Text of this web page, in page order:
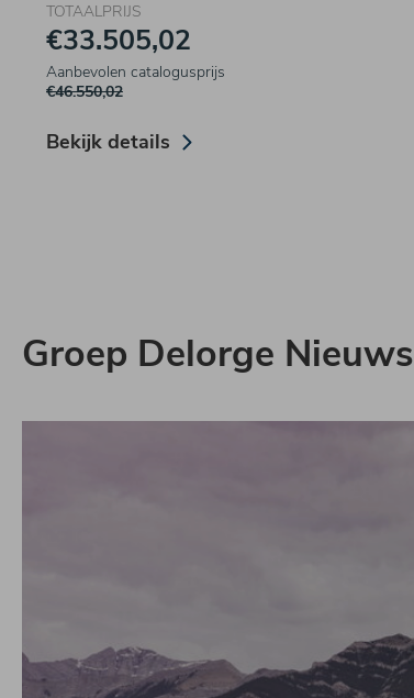
TOTAALPRIJS
€33.505,02
Aanbevolen catalogusprijs
€46.550,02
Bekijk details
Groep Delorge Nieuws